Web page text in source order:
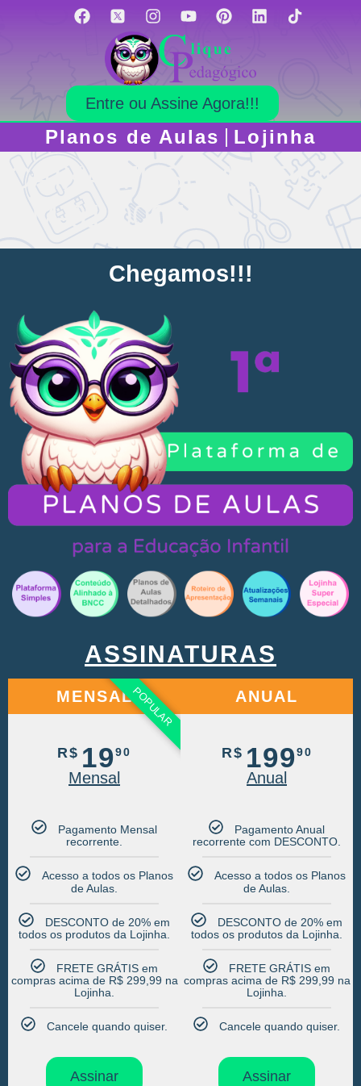
Entre ou Assine Agora!!!
Planos de Aulas Lojinha
CAIXA MUSICAL_PLA-
CM-01-0005-BD
Chegamos!!!
ASSINATURAS
MENSAL
R$ 1990
Mensal
Pagamento Mensal
recorrente.​
Acesso a todos os Planos
de Aulas.​
DESCONTO de 20% em
todos os produtos da Lojinha.​
FRETE GRÁTIS em
compras acima de R$ 299,99 na
Lojinha.​
Cancele quando quiser.​
Assinar
POPULAR ANUAL
R$ 19990
Anual
Pagamento Anual
recorrente com DESCONTO.​
Acesso a todos os Planos
de Aulas.​
DESCONTO de 20% em
todos os produtos da Lojinha.​
FRETE GRÁTIS em
compras acima de R$ 299,99 na
Lojinha.​
Cancele quando quiser.​
Assinar